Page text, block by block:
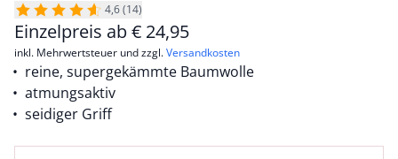
4,6 (14)
Einzelpreis ab€ 24,95
inkl. Mehrwertsteuer und zzgl.Versandkosten
reine, supergekämmte Baumwolle
atmungsaktiv
seidiger Griff